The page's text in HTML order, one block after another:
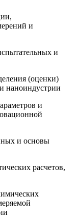
и
и
(оценки)
наноиндустрии
и
и основы
расчетов,